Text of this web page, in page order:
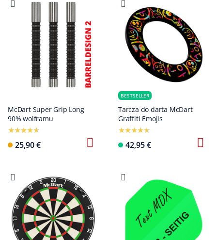
McDart Super Grip Long
90% wolframu
25,90 €
BESTSELLER
Tarcza do darta McDart
Graffiti Emojis
42,95 €